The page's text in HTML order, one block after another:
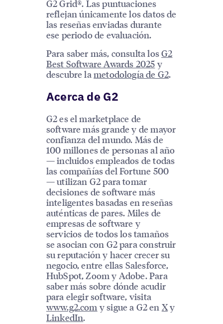
G2 Grid®. Las puntuaciones
reflejan únicamente los datos de
las reseñas enviadas durante
ese periodo de evaluación.
Para saber más, consulta losG2
Best Software Awards 2025 y
descubre lametodología de G2.
Acerca de G2
G2 es el marketplace de
software más grande y de mayor
confianza del mundo. Más de
100 millones de personas al año
— incluidos empleados de todas
las compañías del Fortune 500
— utilizan G2 para tomar
decisiones de software más
inteligentes basadas en reseñas
auténticas de pares. Miles de
empresas de software y
servicios de todos los tamaños
se asocian con G2 para construir
su reputación y hacer crecer su
negocio, entre ellas Salesforce,
HubSpot, Zoom y Adobe. Para
saber más sobre dónde acudir
para elegir software, visita
www.g2.com y sigue a G2 en Xy
LinkedIn.